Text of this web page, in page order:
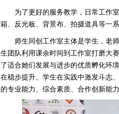
为了更好的服务教学，日常工作
箱、反光板、背景布、拍摄道具等一
师生同创工作室主体是学生，老
生团队利用课余时间到工作室打磨大
了适合她们发展与进步的优质孵化环
在稳步提升。学生在实践中激发斗志
的专业能力、综合素质、合作创新能